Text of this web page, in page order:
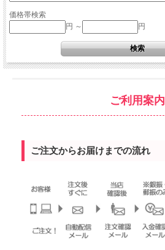
価格帯検索
円 ～
円
ご利用案内
ご注文からお届けまでの流れ